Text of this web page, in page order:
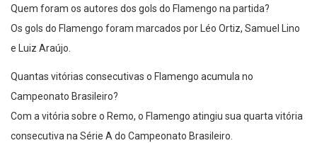
Quem foram os autores dos gols do Flamengo na partida?
Os gols do Flamengo foram marcados por Léo Ortiz, Samuel Lino
e Luiz Araújo.
Quantas vitórias consecutivas o Flamengo acumula no
Campeonato Brasileiro?
Com a vitória sobre o Remo, o Flamengo atingiu sua quarta vitória
consecutiva na Série A do Campeonato Brasileiro.